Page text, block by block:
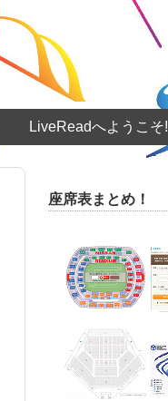
LiveReadへようこそ!
座席表まとめ！